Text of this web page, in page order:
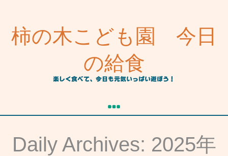
柿の木こども園 今日
の給食
楽しく食べて、今日も元気いっぱい遊ぼう！
Daily Archives: 2025年